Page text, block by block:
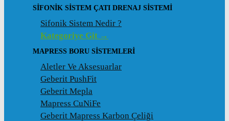
SIFONIK SISTEM ÇATI DRENAJ SISTEMI
Sifonik Sistem Nedir ?
Kategoriye Git →
MAPRESS BORU SISTEMLERI
Aletler Ve Aksesuarlar
Geberit PushFit
Geberit Mepla
Mapress CuNiFe
Geberit Mapress Karbon Çeliği